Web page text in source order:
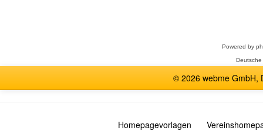
Powered by
© 2026 webme GmbH,
Homepagevorlagen